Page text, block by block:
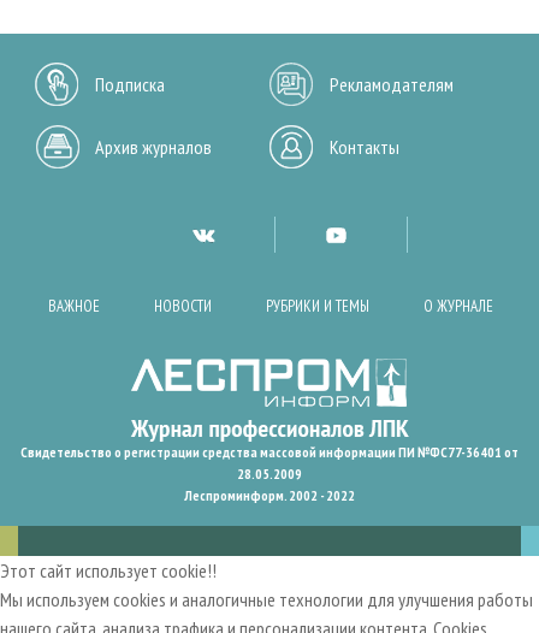
Подписка Рекламодателям
Архив журналов Контакты
ВАЖНОЕ НОВОСТИ РУБРИКИ И ТЕМЫ О ЖУРНАЛЕ
Свидетельство о регистрации средства массовой информации ПИ №ФС77-36401 от
28.05.2009
Леспроминформ. 2002 - 2022
Этот сайт использует cookie!!
Мы используем cookies и аналогичные технологии для улучшения работы
нашего сайта, анализа трафика и персонализации контента. Cookies